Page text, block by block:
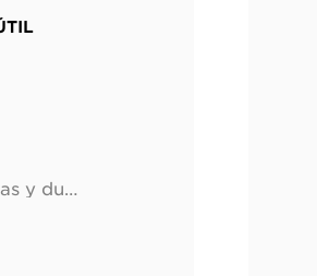
Huele bien, no deja manchas y dura mucho. Excelente.